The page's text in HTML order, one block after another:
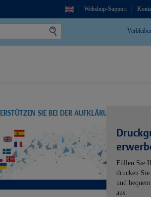
Webshop-Support
SIE BEI DER AUFKLÄRUNG
Füllen Sie
drucken
und
aus.